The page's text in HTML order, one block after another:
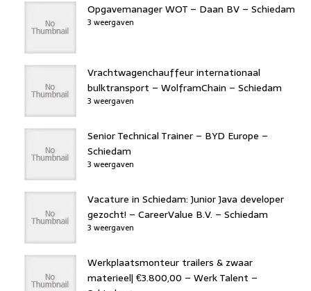
Opgavemanager WOT – Daan BV – Schiedam
3 weergaven
Vrachtwagenchauffeur internationaal
bulktransport – WolframChain – Schiedam
3 weergaven
Senior Technical Trainer – BYD Europe –
Schiedam
3 weergaven
Vacature in Schiedam: Junior Java developer
gezocht! – CareerValue B.V. – Schiedam
3 weergaven
Werkplaatsmonteur trailers & zwaar
materieel| €3.800,00 – Werk Talent –